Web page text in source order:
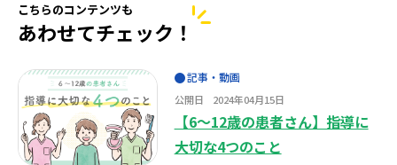
こちらのコンテンツも
あわせてチェック！
記事・動画
公開日 2024年04月15日
【6～12歳の患者さん】指導に
大切な4つのこと